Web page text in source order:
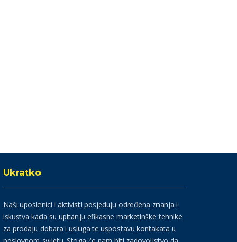
Ukratko
Naši uposlenici i aktivisti posjeduju određena znanja i
iskustva kada su upitanju efikasne marketinške tehnike
za prodaju dobara i usluga te uspostavu kontakata u